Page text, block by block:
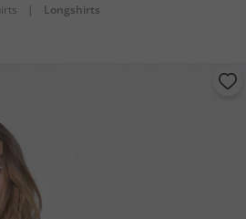
| Longshirts